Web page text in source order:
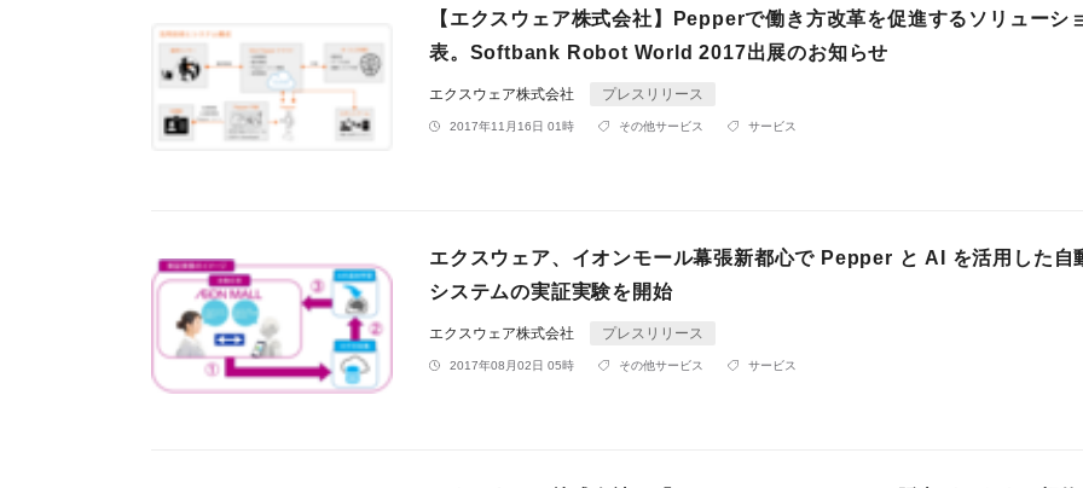
【エクスウェア株式会社】Pepperで働き方改革を促進するソリューシ
表。Softbank Robot World 2017出展のお知らせ
エクスウェア株式会社 プレスリリース
2017年11月16日 01時 その他サービス サービス
エクスウェア、イオンモール幕張新都心で Pepper と AI を活用した自
システムの実証実験を開始
エクスウェア株式会社 プレスリリース
2017年08月02日 05時 その他サービス サービス